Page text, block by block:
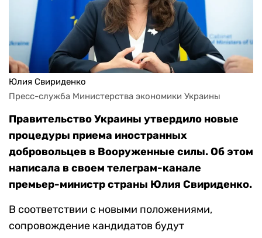
Юлия Свириденко
Пресс-служба Министерства экономики Украины
Правительство Украины утвердило новые
процедуры приема иностранных
добровольцев в Вооруженные силы. Об этом
написала в своем телеграм-канале
премьер-министр страны Юлия Свириденко.
В соответствии с новыми положениями,
сопровождение кандидатов будут